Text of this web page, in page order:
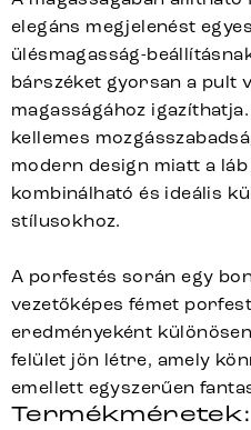
elegáns megjelenést
ülésmagasság-
bárszéket gyorsan a pult
magasságához
kellemes
modern design miatt a
kombinálható és ideális
stílusokhoz.
A porfestés során egy
vezetőképes fémet
eredményeként
felület jön létre, amely
emellett egyszerűen
Termékméretek: